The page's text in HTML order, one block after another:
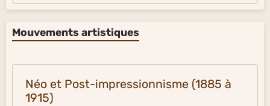
Mouvements artistiques
Néo et Post-impressionnisme (1885 à
1915)